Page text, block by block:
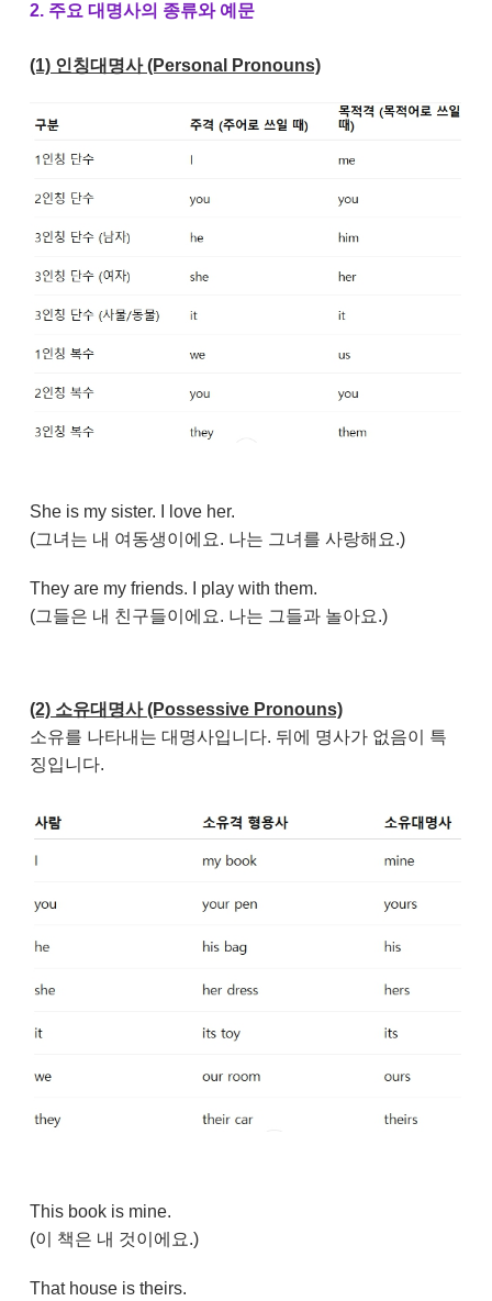
2. 주요 대명사의 종류와 예문
(1) 인칭대명사 (Personal Pronouns)
She is my sister. I love her.
(그녀는 내 여동생이에요. 나는 그녀를 사랑해요.)
They are my friends. I play with them.
(그들은 내 친구들이에요. 나는 그들과 놀아요.)
(2) 소유대명사 (Possessive Pronouns)
소유를 나타내는 대명사입니다. 뒤에 명사가 없음이 특
징입니다.
This book is mine.
(이 책은 내 것이에요.)
That house is theirs.